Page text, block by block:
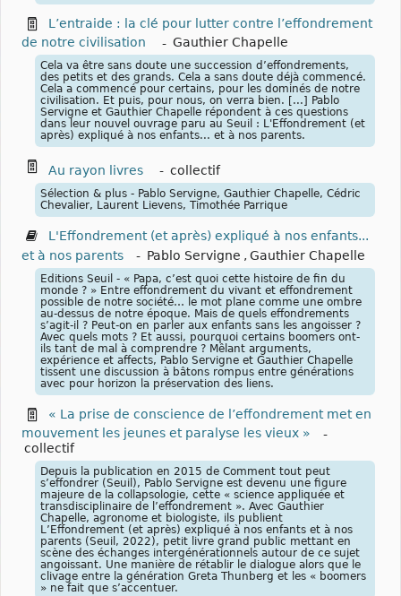
L’entraide : la clé pour lutter contre l’effondrement
de notre civilisation
- Gauthier Chapelle
Cela va être sans doute une succession d’effondrements,
des petits et des grands. Cela a sans doute déjà commencé.
Cela a commencé pour certains, pour les dominés de notre
civilisation. Et puis, pour nous, on verra bien. [...] Pablo
Servigne et Gauthier Chapelle répondent à ces questions
dans leur nouvel ouvrage paru au Seuil : L'Effondrement (et
après) expliqué à nos enfants... et à nos parents.
Au rayon livres - collectif
Sélection & plus - Pablo Servigne, Gauthier Chapelle, Cédric
Chevalier, Laurent Lievens, Timothée Parrique
L'Effondrement (et après) expliqué à nos enfants...
et à nos parents
- Pablo Servigne , Gauthier Chapelle
Editions Seuil - « Papa, c’est quoi cette histoire de fin du
monde ? » Entre effondrement du vivant et effondrement
possible de notre société… le mot plane comme une ombre
au-dessus de notre époque. Mais de quels effondrements
s’agit-il ? Peut-on en parler aux enfants sans les angoisser ?
Avec quels mots ? Et aussi, pourquoi certains boomers ont-
ils tant de mal à comprendre ? Mêlant arguments,
expérience et affects, Pablo Servigne et Gauthier Chapelle
tissent une discussion à bâtons rompus entre générations
avec pour horizon la préservation des liens.
« La prise de conscience de l’effondrement met en
mouvement les jeunes et paralyse les vieux »
-
collectif
Depuis la publication en 2015 de Comment tout peut
s’effondrer (Seuil), Pablo Servigne est devenu une figure
majeure de la collapsologie, cette « science appliquée et
transdisciplinaire de l’effondrement ». Avec Gauthier
Chapelle, agronome et biologiste, ils publient
L’Effondrement (et après) expliqué à nos enfants et à nos
parents (Seuil, 2022), petit livre grand public mettant en
scène des échanges intergénérationnels autour de ce sujet
angoissant. Une manière de rétablir le dialogue alors que le
clivage entre la génération Greta Thunberg et les « boomers
» ne fait que s’accentuer.